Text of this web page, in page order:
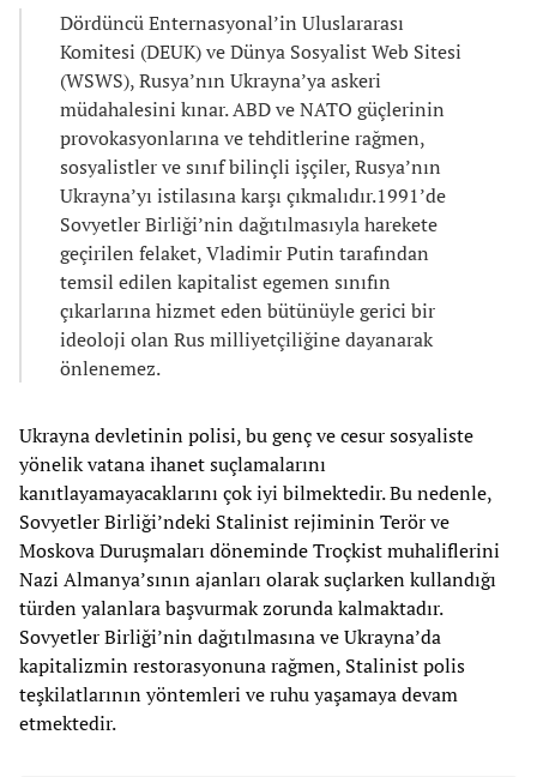
Dördüncü Enternasyonal’in Uluslararası
Komitesi (DEUK) ve Dünya Sosyalist Web Sitesi
(WSWS), Rusya’nın Ukrayna’ya askeri
müdahalesini kınar. ABD ve NATO güçlerinin
provokasyonlarına ve tehditlerine rağmen,
sosyalistler ve sınıf bilinçli işçiler, Rusya’nın
Ukrayna’yı istilasına karşı çıkmalıdır.1991’de
Sovyetler Birliği’nin dağıtılmasıyla harekete
geçirilen felaket, Vladimir Putin tarafından
temsil edilen kapitalist egemen sınıfın
çıkarlarına hizmet eden bütünüyle gerici bir
ideoloji olan Rus milliyetçiliğine dayanarak
önlenemez.
Ukrayna devletinin polisi, bu genç ve cesur sosyaliste
yönelik vatana ihanet suçlamalarını
kanıtlayamayacaklarını çok iyi bilmektedir. Bu nedenle,
Sovyetler Birliği’ndeki Stalinist rejiminin Terör ve
Moskova Duruşmaları döneminde Troçkist muhaliflerini
Nazi Almanya’sının ajanları olarak suçlarken kullandığı
türden yalanlara başvurmak zorunda kalmaktadır.
Sovyetler Birliği’nin dağıtılmasına ve Ukrayna’da
kapitalizmin restorasyonuna rağmen, Stalinist polis
teşkilatlarının yöntemleri ve ruhu yaşamaya devam
etmektedir.